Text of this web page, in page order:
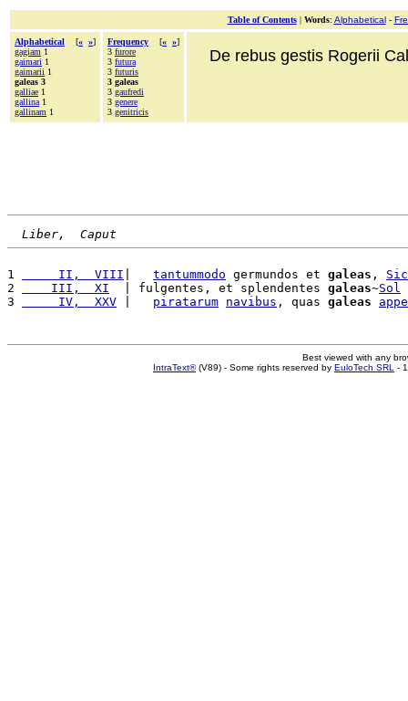
Table of Contents| Words: Alphabetical-
Alphabetical [« »]
gagiam 1
gaimari 1
gaimarii 1
galeas 3
galliae 1
gallina 1
gallinam 1
Frequency [« »]
3 furore
3 futura
3 futuris
3 galeas
3 gaufredi
3 genere
3 genitricis
De rebus gestis Rogerii
Liber,  Caput
1
     II,  VIII
tantummodo germundos et galeas ,
2
    III,  XI
  | fulgentes, et splendentes
galeas~Sol
3
     IV,  XXV
piratarum navibus , quas galeas
Best viewed with any
IntraText®(V89) - Some rights reserved by EuloTech SRL -